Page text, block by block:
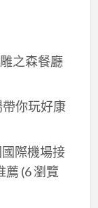
之森餐廳
帶你玩好康
際機場接
薦 (6 瀏覽